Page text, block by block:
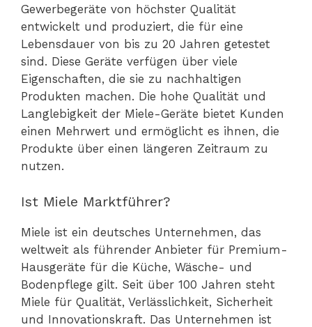
Gewerbegeräte von höchster Qualität
entwickelt und produziert, die für eine
Lebensdauer von bis zu 20 Jahren getestet
sind. Diese Geräte verfügen über viele
Eigenschaften, die sie zu nachhaltigen
Produkten machen. Die hohe Qualität und
Langlebigkeit der Miele-Geräte bietet Kunden
einen Mehrwert und ermöglicht es ihnen, die
Produkte über einen längeren Zeitraum zu
nutzen.
Ist Miele Marktführer?
Miele ist ein deutsches Unternehmen, das
weltweit als führender Anbieter für Premium-
Hausgeräte für die Küche, Wäsche- und
Bodenpflege gilt. Seit über 100 Jahren steht
Miele für Qualität, Verlässlichkeit, Sicherheit
und Innovationskraft. Das Unternehmen ist